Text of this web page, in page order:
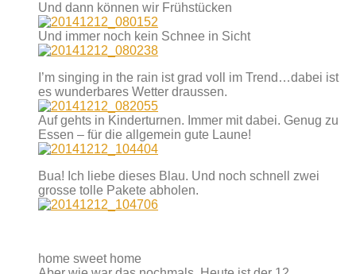
Und dann können wir Frühstücken
Und immer noch kein Schnee in Sicht
I’m singing in the rain ist grad voll im Trend…dabei ist
es wunderbares Wetter draussen.
Auf gehts in Kinderturnen. Immer mit dabei. Genug zu
Essen – für die allgemein gute Laune!
Bua! Ich liebe dieses Blau. Und noch schnell zwei
grosse tolle Pakete abholen.
home sweet home